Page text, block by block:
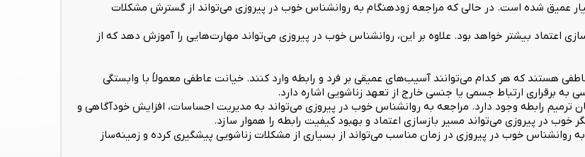
عمیق شده است. در حالی که مراجعه زودهنگام به روانشناس خوب در پیروزی می‌تواند از گسترش مشکلات
اعتماد بیشتر خواهد بود. علاوه بر این، روانشناس خوب در پیروزی می‌تواند مهارت‌هایی را آموزش دهد که از
هستند که هر کدام می‌توانند آسیب‌های عمیقی بر فرد و رابطه وارد کنند. خیانت عاطفی معمولاً با وابستگی
برقراری ارتباط جسمی یا جنسی خارج از تعهد زناشویی اشاره دارد.
ترمیم رابطه وجود دارد. مراجعه به روانشناس خوب در پیروزی می‌تواند به مدیریت احساسات، افزایش خودآگاهی و
در پیروزی می‌تواند مسیر بازسازی اعتماد و بهبود کیفیت رابطه را هموار سازد.
روانشناس خوب در پیروزی در زمان مناسب می‌تواند از بسیاری از مشکلات زناشویی پیشگیری کرده و زمینه‌ساز